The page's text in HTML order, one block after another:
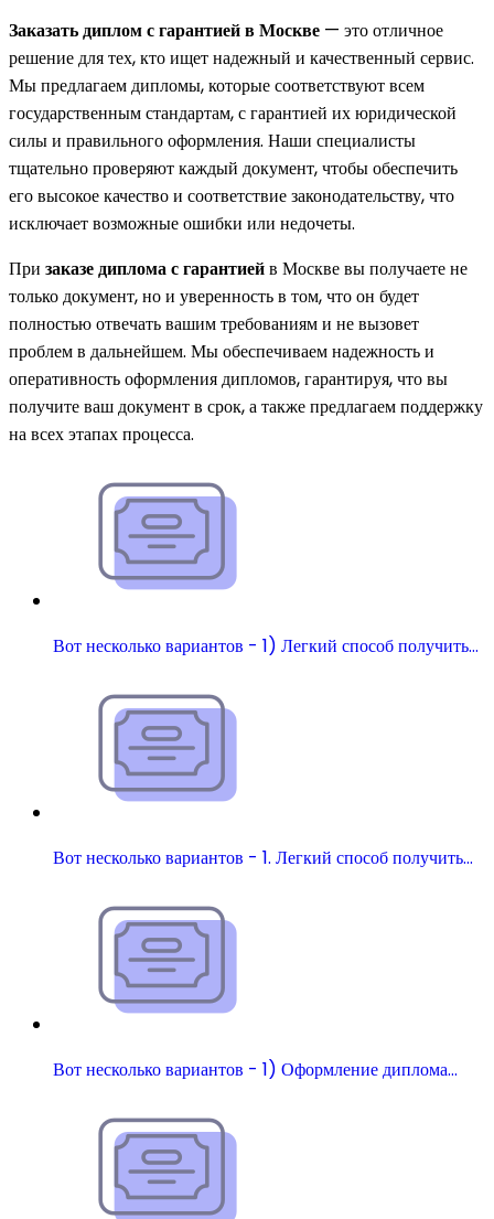
Заказать диплом с гарантией в Москве — это отличное
решение для тех, кто ищет надежный и качественный сервис.
Мы предлагаем дипломы, которые соответствуют всем
государственным стандартам, с гарантией их юридической
силы и правильного оформления. Наши специалисты
тщательно проверяют каждый документ, чтобы обеспечить
его высокое качество и соответствие законодательству, что
исключает возможные ошибки или недочеты.
При заказе диплома с гарантиейв Москве вы получаете не
только документ, но и уверенность в том, что он будет
полностью отвечать вашим требованиям и не вызовет
проблем в дальнейшем. Мы обеспечиваем надежность и
оперативность оформления дипломов, гарантируя, что вы
получите ваш документ в срок, а также предлагаем поддержку
на всех этапах процесса.
Вот несколько вариантов - 1) Легкий способ получить…
Вот несколько вариантов - 1. Легкий способ получить…
Вот несколько вариантов - 1) Оформление диплома…